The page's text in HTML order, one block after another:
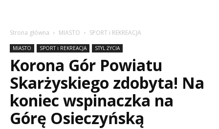
Strona główna MIASTO SPORT i REKREACJA
MIASTO SPORT i REKREACJA STYL ŻYCIA
Korona Gór Powiatu
Skarżyskiego zdobyta! Na
koniec wspinaczka na
Górę Osieczyńską